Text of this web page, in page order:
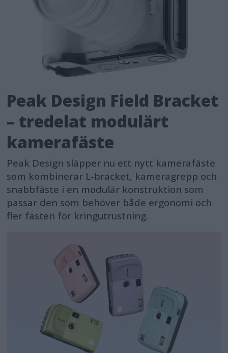
Peak Design Field Bracket
– tredelat modulärt
kamerafäste
Peak Design släpper nu ett nytt kamerafäste
som kombinerar L-bracket, kameragrepp och
snabbfäste i en modulär konstruktion som
passar den som behöver både ergonomi och
fler fästen för kringutrustning.